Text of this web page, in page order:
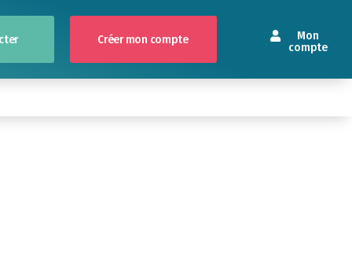
Créer mon compte
Mon
compte